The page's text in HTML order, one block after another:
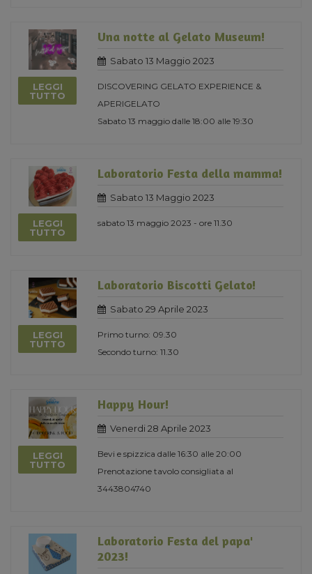
LEGGI
TUTTO
Una notte al Gelato Museum!
Sabato 13 Maggio 2023
DISCOVERING GELATO EXPERIENCE &
APERIGELATO
Sabato 13 maggio dalle 18:00 alle 19:30
LEGGI
TUTTO
Laboratorio Festa della mamma!
Sabato 13 Maggio 2023
sabato 13 maggio 2023 - ore 11.30
LEGGI
TUTTO
Laboratorio Biscotti Gelato!
Sabato 29 Aprile 2023
Primo turno: 09.30
Secondo turno: 11.30
LEGGI
TUTTO
Happy Hour!
Venerdi 28 Aprile 2023
Bevi e spizzica dalle 16:30 alle 20:00
Prenotazione tavolo consigliata al
3443804740
Laboratorio Festa del papa'
2023!